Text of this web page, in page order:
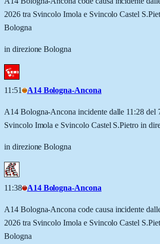
2026 tra Svincolo Imola e Svincolo Castel
Bologna
in direzione Bologna
11:51 A14 Bologna-Ancona
A14 Bologna-Ancona incidente dalle 11:28 del
Svincolo Imola e Svincolo Castel S.Pietro in
in direzione Bologna
11:38 A14 Bologna-Ancona
A14 Bologna-Ancona code causa incidente
2026 tra Svincolo Imola e Svincolo Castel
Bologna